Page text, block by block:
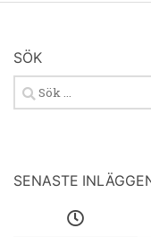
SÖK
Sök
efter:
SENASTE